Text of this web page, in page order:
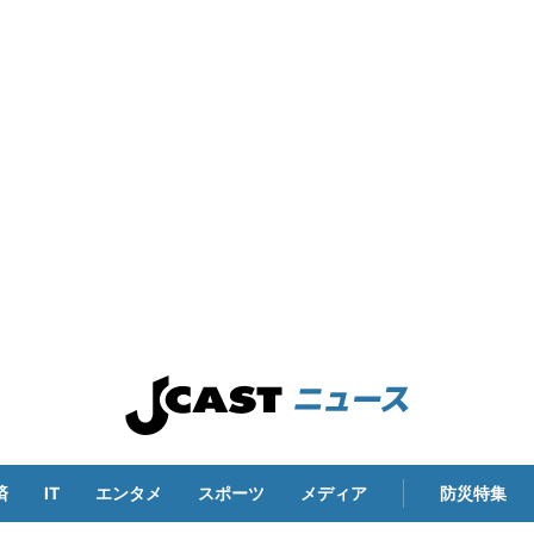
IT エンタメ スポーツ メディア 防災特集